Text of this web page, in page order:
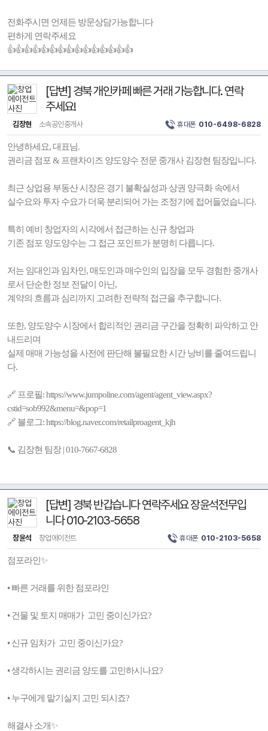
전화주시면 언제든 방문상담가능합니다
편하게 연락주세요
👍👍👍👍👍👍👍👍👍👍👍👍👍👍👍
[답변] 경북 개인카페 빠른 거래 가능합니다. 연락
주세요!
김장현 소속공인중개사 휴대폰 010-6498-6828
안녕하세요, 대표님.
권리금 점포 & 프랜차이즈 양도양수 전문 중개사 김장현 팀장입니다.
최근 상업용 부동산 시장은 경기 불확실성과 상권 양극화 속에서
실수요와 투자 수요가 더욱 분리되어 가는 조정기에 접어들었습니다.
특히 예비 창업자의 시각에서 접근하는 신규 창업과
기존 점포 양도양수는 그 접근 포인트가 분명히 다릅니다.
저는 임대인과 임차인, 매도인과 매수인의 입장을 모두 경험한 중개사
로서 단순한 정보 전달이 아닌,
계약의 흐름과 심리까지 고려한 전략적 접근을 추구합니다.
또한, 양도양수 시장에서 합리적인 권리금 구간을 정확히 파악하고 안
내드리며
실제 매매 가능성을 사전에 판단해 불필요한 시간 낭비를 줄여드립니
다.
🔗 프로필: https://www.jumpoline.com/agent/agent_view.aspx?
cstid=sob992&menu=&pop=1
🔗 블로그: https://blog.naver.com/retailproagent_kjh
📞 김장현 팀장 | 010-7667-6828
[답변] 경북 반갑습니다 연락주세요 장윤석전무입
니다 010-2103-5658
장윤석 창업에이전트 휴대폰 010-2103-5658
점포라인✨
• 빠른 거래를 위한 점포라인
• 건물 및 토지 매매가 고민 중이신가요?
• 신규 임차가 고민 중이신가요?
• 생각하시는 권리금 양도를 고민하시나요?
• 누구에게 맡기실지 고민 되시죠?
해결사 소개✨